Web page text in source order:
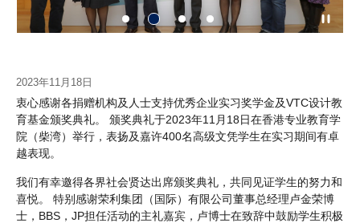
2023年11月18日
衷心感谢各捐赠机构及人士支持优秀企业实习奖学金及VTC设计教
育基金颁奖典礼。 颁奖典礼于2023年11月18日在香港专业教育学
院（柴湾）举行，表扬及嘉许400名高级文凭学生在实习期间有卓
越表现。
我们有幸邀得各界社会贤达出席颁奖典礼，共同见证学生的努力和
喜悦。 特别感谢荣利集团（国际）有限公司董事总经理卢金荣博
士，BBS，JP担任活动的主礼嘉宾，卢博士在致辞中鼓励学生积极